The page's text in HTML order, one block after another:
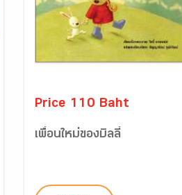
Price 110 Baht
เพื่อนใหม่ของบิลลี่